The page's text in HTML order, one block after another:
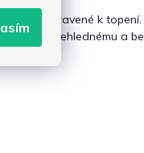
a připravené k
k přehlednému a